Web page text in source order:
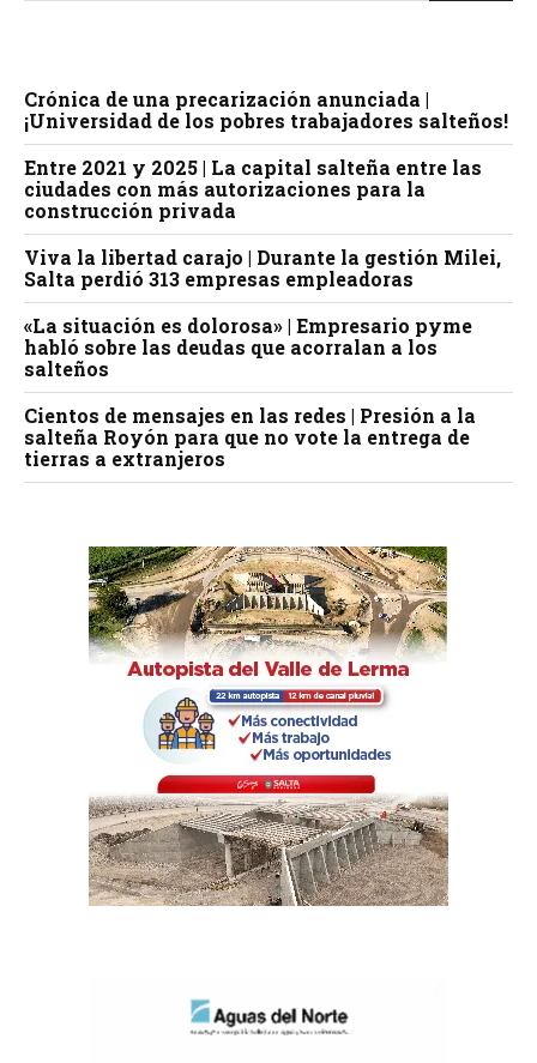
Crónica de una precarización anunciada |
¡Universidad de los pobres trabajadores salteños!
Entre 2021 y 2025 | La capital salteña entre las
ciudades con más autorizaciones para la
construcción privada
Viva la libertad carajo | Durante la gestión Milei,
Salta perdió 313 empresas empleadoras
«La situación es dolorosa» | Empresario pyme
habló sobre las deudas que acorralan a los
salteños
Cientos de mensajes en las redes | Presión a la
salteña Royón para que no vote la entrega de
tierras a extranjeros